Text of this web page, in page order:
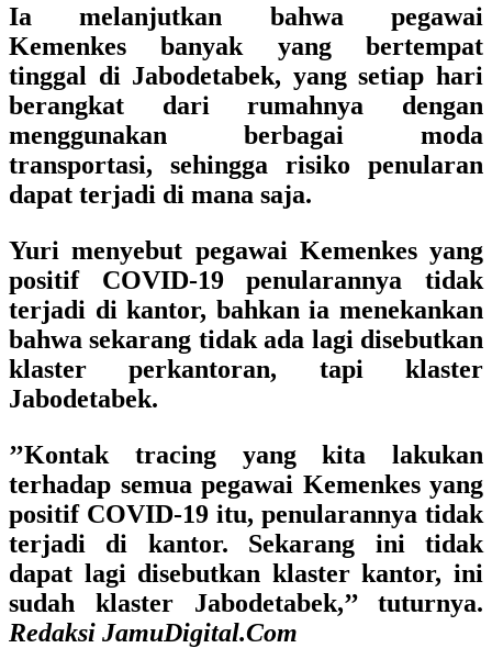
Ia melanjutkan bahwa pegawai
Kemenkes banyak yang bertempat
tinggal di Jabodetabek, yang setiap hari
berangkat dari rumahnya dengan
menggunakan berbagai moda
transportasi, sehingga risiko penularan
dapat terjadi di mana saja.
Yuri menyebut pegawai Kemenkes yang
positif COVID-19 penularannya tidak
terjadi di kantor, bahkan ia menekankan
bahwa sekarang tidak ada lagi disebutkan
klaster perkantoran, tapi klaster
Jabodetabek.
’’Kontak tracing yang kita lakukan
terhadap semua pegawai Kemenkes yang
positif COVID-19 itu, penularannya tidak
terjadi di kantor. Sekarang ini tidak
dapat lagi disebutkan klaster kantor, ini
sudah klaster Jabodetabek,’’ tuturnya.
Redaksi JamuDigital.Com